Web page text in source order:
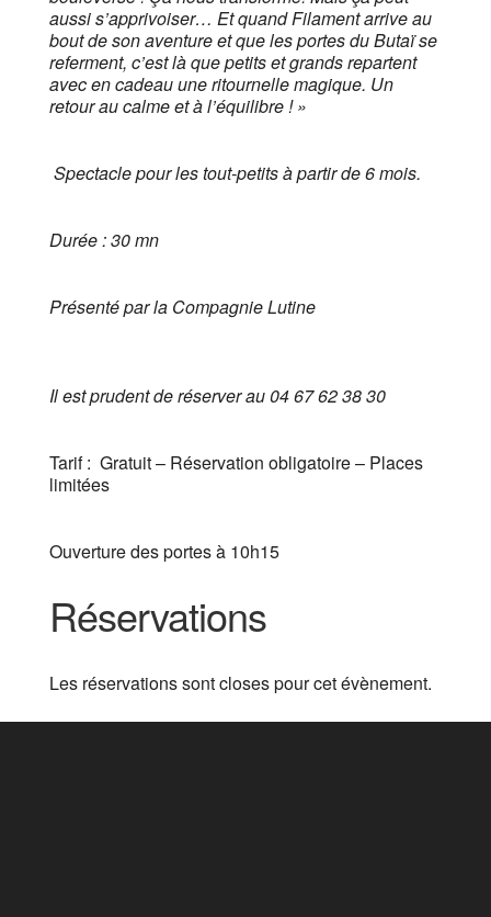
aussi s’apprivoiser… Et quand Filament arrive au
bout de son aventure et que les portes du Butaï se
referment, c’est là que petits et grands repartent
avec en cadeau une ritournelle magique. Un
retour au calme et à l’équilibre ! »
Spectacle pour les tout-petits à partir de 6 mois.
Durée : 30 mn
Présenté par la Compagnie Lutine
Il est prudent de réserver au 04 67 62 38 30
Tarif : Gratuit – Réservation obligatoire – Places
limitées
Ouverture des portes à 10h15
Réservations
Les réservations sont closes pour cet évènement.